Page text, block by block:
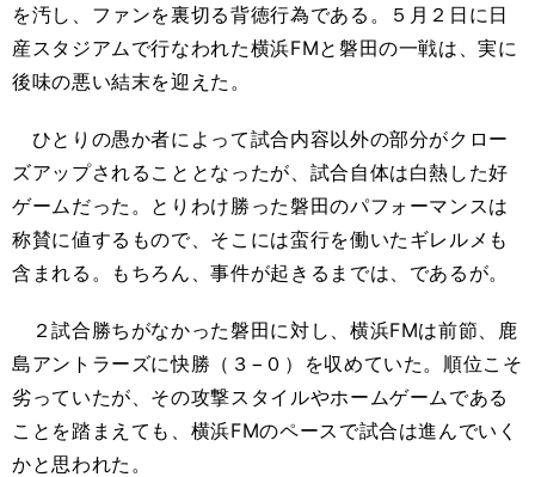
を汚し、ファンを裏切る背徳行為である。５月２日に日
産スタジアムで行なわれた横浜FMと磐田の一戦は、実に
後味の悪い結末を迎えた。
ひとりの愚か者によって試合内容以外の部分がクロー
ズアップされることとなったが、試合自体は白熱した好
ゲームだった。とりわけ勝った磐田のパフォーマンスは
称賛に値するもので、そこには蛮行を働いたギレルメも
含まれる。もちろん、事件が起きるまでは、であるが。
２試合勝ちがなかった磐田に対し、横浜FMは前節、鹿
島アントラーズに快勝（３−０）を収めていた。順位こそ
劣っていたが、その攻撃スタイルやホームゲームである
ことを踏まえても、横浜FMのペースで試合は進んでいく
かと思われた。